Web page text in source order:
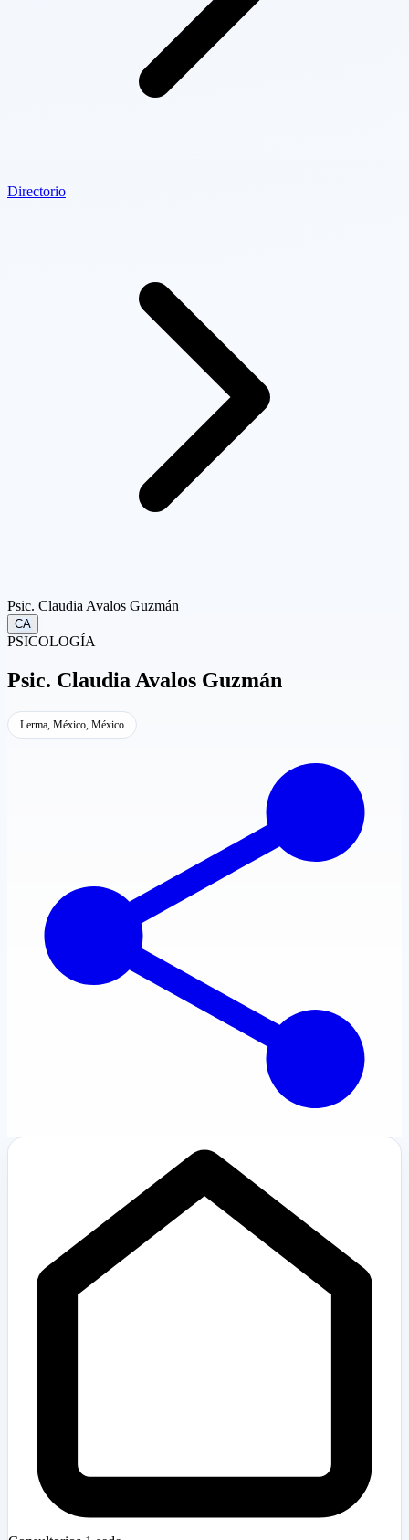
Directorio
Psic. Claudia Avalos Guzmán
CA
PSICOLOGÍA
Psic. Claudia Avalos Guzmán
Lerma, México, México